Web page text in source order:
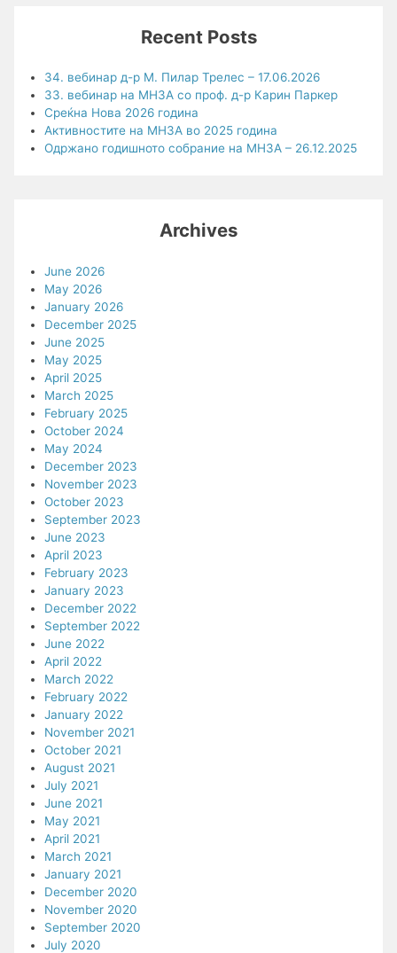
Recent Posts
34. вебинар д-р М. Пилар Трелес – 17.06.2026
33. вебинар на МНЗА со проф. д-р Карин Паркер
Среќна Нова 2026 година
Активностите на МНЗА во 2025 година
Одржано годишното собрание на МНЗА – 26.12.2025
Archives
June 2026
May 2026
January 2026
December 2025
June 2025
May 2025
April 2025
March 2025
February 2025
October 2024
May 2024
December 2023
November 2023
October 2023
September 2023
June 2023
April 2023
February 2023
January 2023
December 2022
September 2022
June 2022
April 2022
March 2022
February 2022
January 2022
November 2021
October 2021
August 2021
July 2021
June 2021
May 2021
April 2021
March 2021
January 2021
December 2020
November 2020
September 2020
July 2020